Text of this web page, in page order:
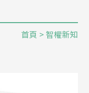
首頁 > 智權新知